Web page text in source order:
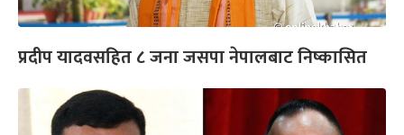
प्रदीप यादवसहित ८ जना जसपा नेपालबाट निष्कासित